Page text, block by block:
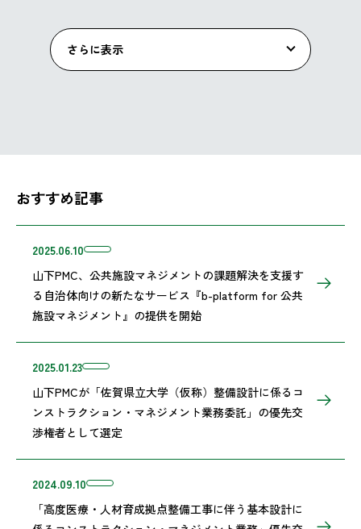
さらに表示
おすすめ記事
2025.06.10
山下PMC、公共施設マネジメントの課題解決を支援す
る自治体向けの新たなサービス『b-platform for 公共
施設マネジメント』の提供を開始
2025.01.23
山下PMCが「佐賀県立大学（仮称）整備設計に係るコ
ンストラクション・マネジメント業務委託」の優先交
渉権者として選定
2024.09.10
「高度医療・人材育成拠点整備工事に伴う基本設計に